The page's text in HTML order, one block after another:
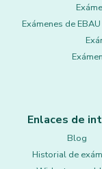
Exámenes de
Enlaces de
Blog
Historial de